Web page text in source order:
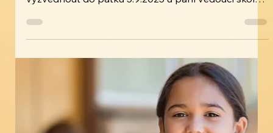
stravné za měsíc červenec. Hotovost je třeba si
vyzvednout do pátku 5.9.2025 u paní vedoučí školní
kuchyně.